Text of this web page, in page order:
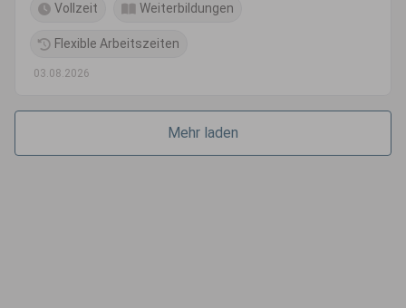
Vollzeit Weiterbildungen
Flexible Arbeitszeiten
03.08.2026
Mehr laden